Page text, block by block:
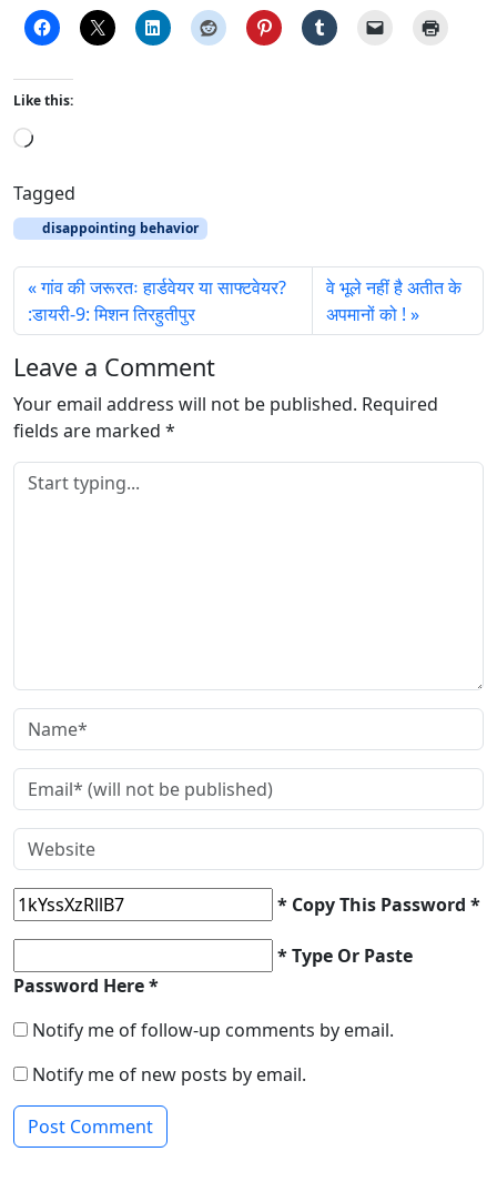
Like this:
L
a
d
i
n
g
…
Tagged
disappointing behavior
गांव की जरूरतः हार्डवेयर या साफ्टवेयर?
:डायरी-9: मिशन तिरहुतीपुर
वे भूले नहीं है अतीत के
अपमानों को !
Leave a Comment
Your email address will not be published. Required
fields are marked *
* Copy This Password *
* Type Or Paste
Password Here *
Notify me of follow-up comments by email.
Notify me of new posts by email.